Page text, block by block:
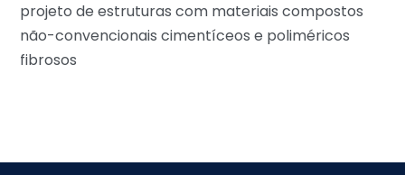
projeto de estruturas com materiais compostos
não-convencionais cimentíceos e poliméricos
fibrosos